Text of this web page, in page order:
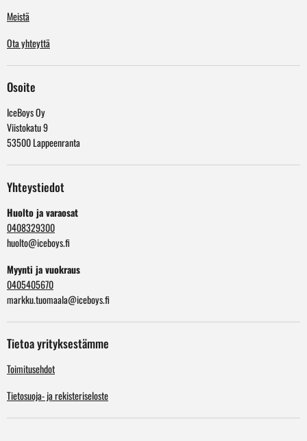
Meistä
Ota yhteyttä
Osoite
IceBoys Oy
Viistokatu 9
53500 Lappeenranta
Yhteystiedot
Huolto ja varaosat
0408329300
huolto@iceboys.fi
Myynti ja vuokraus
0405405670
markku.tuomaala@iceboys.fi
Tietoa yrityksestämme
Toimitusehdot
Tietosuoja- ja rekisteriseloste